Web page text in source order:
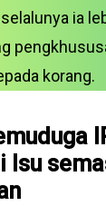
ia
korang.
Isu